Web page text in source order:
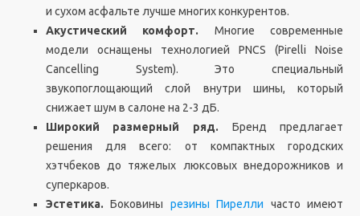
и сухом асфальте лучше многих конкурентов.
Акустический комфорт. Многие современные
модели оснащены технологией PNCS (Pirelli Noise
Cancelling System). Это специальный
звукопоглощающий слой внутри шины, который
снижает шум в салоне на 2-3 дБ.
Широкий размерный ряд. Бренд предлагает
решения для всего: от компактных городских
хэтчбеков до тяжелых люксовых внедорожников и
суперкаров.
Эстетика. Боковины резины Пирелли часто имеют